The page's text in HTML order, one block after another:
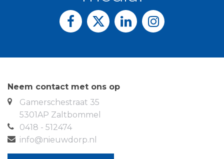
ruimte met de warmtepomp is dat hij lekker veel
plek biedt om het een en ander op te bergen. Het is
ook een ideale plek voor de wasmachine en de
Neem contact met ons op
Gamerschestraat 35
5301AP Zaltbommel
0418 - 512474
info@nieuwdorp.nl